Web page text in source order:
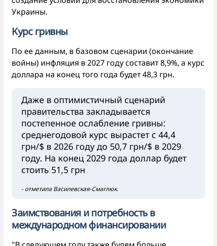
Украины.
Курс гривны
По ее данным, в базовом сценарии (окончание
войны) инфляция в 2027 году составит 8,9%, а курс
доллара на конец того года будет 48,3 грн.
Даже в оптимистичный сценарий
правительства закладывается
постепенное ослабление гривны:
среднегодовой курс вырастет с 44,4
грн/$ в 2026 году до 50,7 грн/$ в 2029
году. На конец 2029 года доллар будет
стоить 51,5 грн
- отметила Василевская-Смаглюк.
Заимствования и потребность в
международном финансировании